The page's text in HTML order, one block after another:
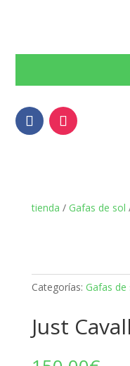
tienda / Gafas de sol
Categorías: Gafas de
Just